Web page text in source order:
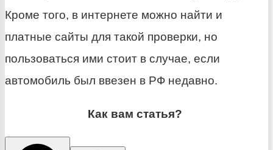
Кроме того, в интернете можно найти и
платные сайты для такой проверки, но
пользоваться ими стоит в случае, если
автомобиль был ввезен в РФ недавно.
Как вам статья?